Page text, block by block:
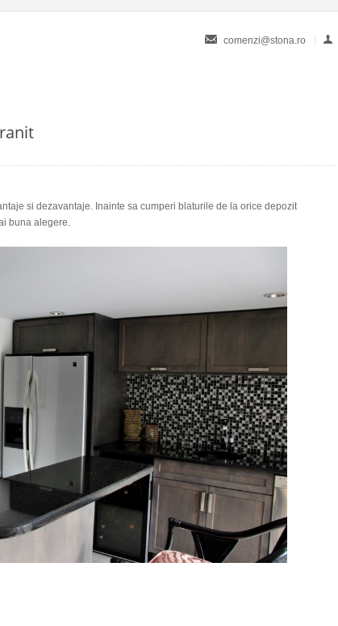
comenzi@stona.ro
si dezavantaje. Inainte sa cumperi blaturile de la orice depozit
buna alegere.